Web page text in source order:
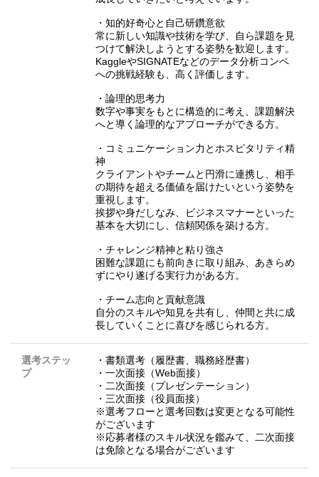
・知的好奇心と自己研鑽意欲
常に新しい知識や技術を学び、自ら課題を見
つけて解決しようとする姿勢を歓迎します。
KaggleやSIGNATEなどのデータ分析コンペ
への挑戦経験も、高く評価します。
・論理的思考力
数字や事実をもとに構造的に考え、課題解決
へと導く論理的なアプローチができる方。
・コミュニケーション力とホスピタリティ精
神
クライアントやチームと円滑に連携し、相手
の期待を超える価値を届けたいという姿勢を
重視します。
挨拶や身だしなみ、ビジネスマナーといった
基本を大切にし、信頼関係を築ける方。
・チャレンジ精神と粘り強さ
困難な課題にも前向きに取り組み、あきらめ
ずにやり遂げる実行力がある方。
・チーム志向と貢献意識
自分のスキルや知見を共有し、仲間と共に成
長していくことに喜びを感じられる方。
選考ステッ
プ
・書類選考（履歴書、職務経歴書）
・一次面接（Web面接）
・二次面接（プレゼンテーション）
・三次面接（役員面接）
※選考フローと選考回数は変更となる可能性
がございます
※応募者様のスキル状況を鑑みて、二次面接
は免除となる場合がございます